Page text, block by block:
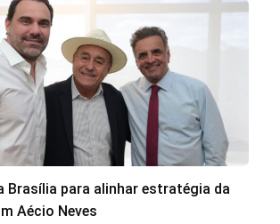
Brasília para alinhar estratégia da
Aécio Neves